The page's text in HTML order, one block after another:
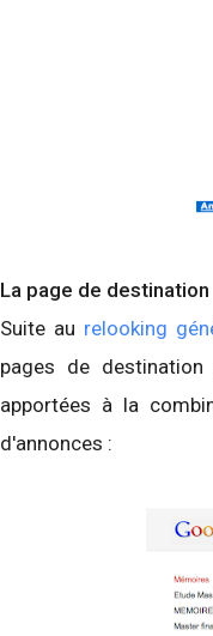
La page de destination
Suite au relooking
pages de
apportées à la
d'annonces :